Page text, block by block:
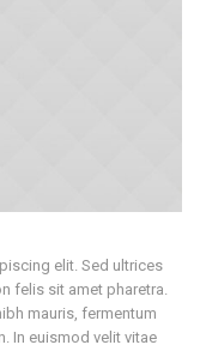
elit. Sed ultrices
felis sit amet pharetra.
mauris, fermentum
In euismod velit vitae